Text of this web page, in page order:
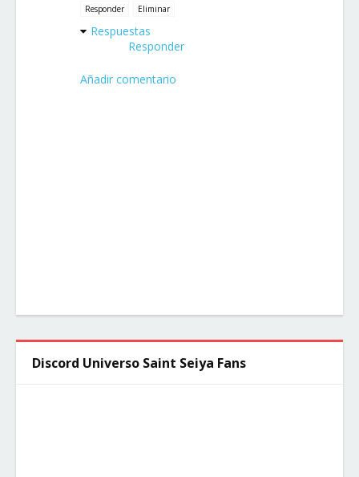
Responder Eliminar
Respuestas
Responder
Añadir comentario
Discord Universo Saint Seiya Fans